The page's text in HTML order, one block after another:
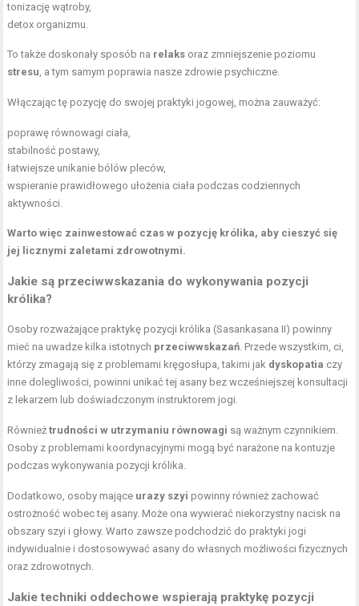
tonizacjęwątroby,
detox organizmu.
To także doskonały sposób na relaks oraz zmniejszenie poziomu
stresu, a tym samym poprawia nasze zdrowie psychiczne.
Włączając tę pozycję do swojej praktyki jogowej, można zauważyć:
poprawę równowagi ciała,
stabilność postawy,
łatwiejsze unikanie bólów pleców,
wspieranie prawidłowego ułożenia ciała podczas codziennych
aktywności.
Warto więc zainwestować czas w pozycję królika, aby cieszyć się
jej licznymi zaletami zdrowotnymi.
Jakie są przeciwwskazania do wykonywania pozycji
królika?
Osoby rozważające praktykę pozycji królika (Sasankasana II) powinny
mieć na uwadze kilka istotnych przeciwwskazań. Przede wszystkim, ci,
którzy zmagają się z problemami kręgosłupa, takimi jak dyskopatia czy
inne dolegliwości, powinni unikać tej asany bez wcześniejszej konsultacji
z lekarzem lub doświadczonym instruktorem jogi.
Równieżtrudności w utrzymaniu równowagi są ważnym czynnikiem.
Osoby z problemami koordynacyjnymi mogą być narażone na kontuzje
podczas wykonywania pozycji królika.
Dodatkowo, osoby mające urazy szyi powinny również zachować
ostrożność wobec tej asany. Może ona wywierać niekorzystny nacisk na
obszary szyi i głowy. Warto zawsze podchodzić do praktyki jogi
indywidualnie i dostosowywać asany do własnych możliwości fizycznych
oraz zdrowotnych.
Jakie techniki oddechowe wspierają praktykę pozycji